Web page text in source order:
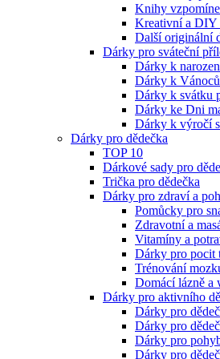
Knihy
Kreativní a DIY
Další originální
Dárky pro sváteční
Dárky k
Dárky k
Dárky k svátku
Dárky ke Dni
Dárky k výročí
Dárky pro dědečka
TOP 10
Dárkové sady pro
Trička pro dědečka
Dárky pro zdraví a
Pomůcky pro
Zdravotní a
Vitamíny a
Dárky pro pocit
Trénování
Domácí lázně a
Dárky pro aktivního
Dárky pro
Dárky pro
Dárky pro
Dárky pro